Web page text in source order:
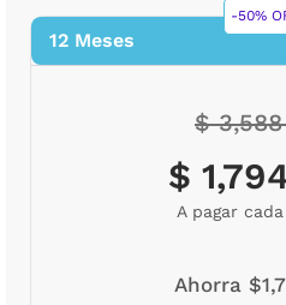
-50%
12 Meses
$
$
A pagar cada
Ahorra